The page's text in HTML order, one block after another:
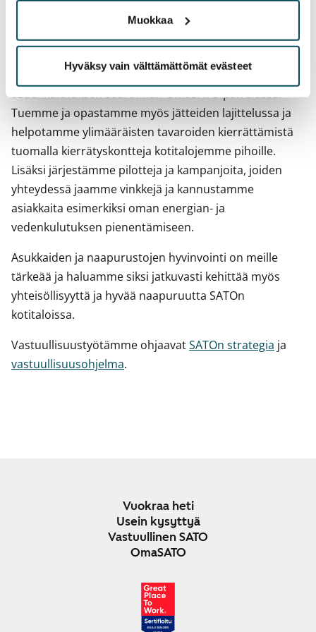
Muokkaa
Hyväksy vain välttämättömät evästeet
Haluamme tehdä vastuullisista arjen valinnoista
helppoja SATOkotien asukkaille. Olemme asentaneet
mahdollistavat asukkaillemme reaaliaikaisen
vedenkulutuksen seurannan OmaSATO-palvelussa.
Tuemme ja opastamme myös jätteiden lajittelussa ja
helpotamme ylimääräisten tavaroiden kierrättämistä
tuomalla kierrätyskontteja kotitalojemme pihoille.
Lisäksi järjestämme pilotteja ja kampanjoita, joiden
yhteydessä jaamme vinkkejä ja kannustamme
asiakkaita esimerkiksi oman energian- ja
vedenkulutuksen pienentämiseen.
Asukkaiden ja naapurustojen hyvinvointi on meille
tärkeää ja haluamme siksi jatkuvasti kehittää myös
yhteisöllisyyttä ja hyvää naapuruutta SATOn
kotitaloissa.
Vastuullisuustyötämme ohjaavatSATOn strategia ja
vastuullisuusohjelma.
Vuokraa heti
Usein kysyttyä
Vastuullinen SATO
OmaSATO
JOULU 2024-2025